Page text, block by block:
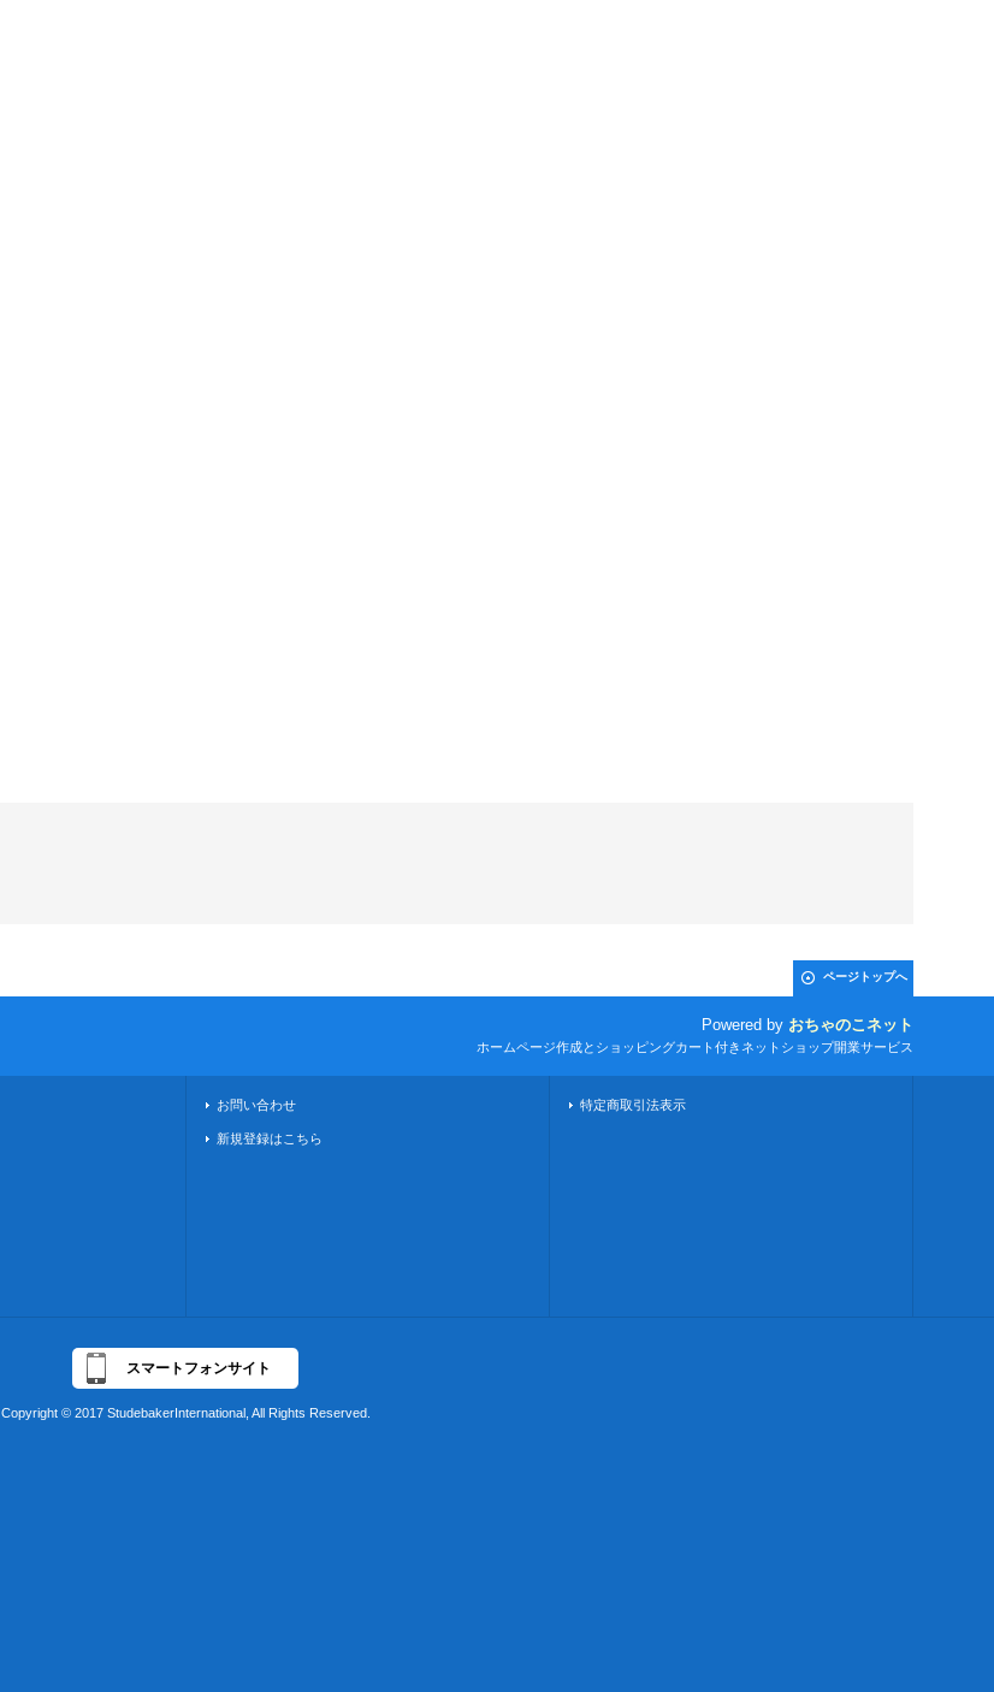
ページトップへ
Powered by おちゃのこネット
ホームページ作成とショッピングカート付きネットショップ開業サービス
お問い合わせ
新規登録はこちら
特定商取引法表示
スマートフォンサイト
Copyright © 2017 StudebakerInternational, All Rights Reserved.